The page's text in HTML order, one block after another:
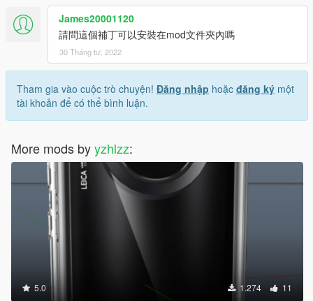
James20001120
請問這個補丁可以安裝在mod文件夾內嗎
30 Tháng tư, 2022
Tham gia vào cuộc trò chuyện! Đăng nhập hoặc đăng ký một
tài khoản để có thể bình luận.
More mods byyzhlzz:
5.0 1.274 11